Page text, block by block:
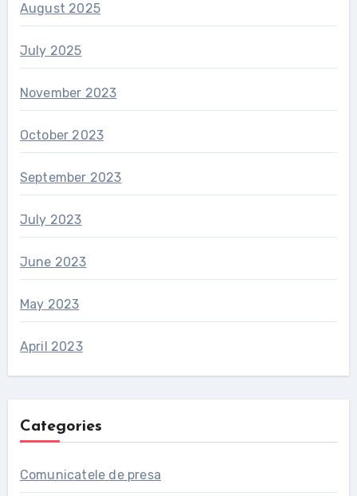
August 2025
July 2025
November 2023
October 2023
September 2023
July 2023
June 2023
May 2023
April 2023
Categories
Comunicatele de presa